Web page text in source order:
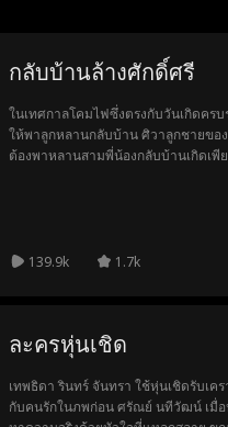
กลับบ้านล้างศักดิ์ศรี
ในเทศกาลโคมไฟซึ่งตรงกับวันเกิดคร
ให้พาลูกหลานกลับบ้าน ศิวาลูกชายขอ
ต้องพาหลานสามพี่น้องกลับบ้านเกิดเพี
บอดี้การ์ดและตำรวจมาช่วยสนับสนุน
พร้อมครอบครัวเพื่อเริ่มต้นชีวิตใหม่
139.9k 1.7k
ละครหุ่นเชิด
เทพธิดา รินทร์ จันทรา ใช้หุ่นเชิดรับเ
กับคนรักในภพก่อน ศรัณย์ นทีวัฒน์ เมื่อ